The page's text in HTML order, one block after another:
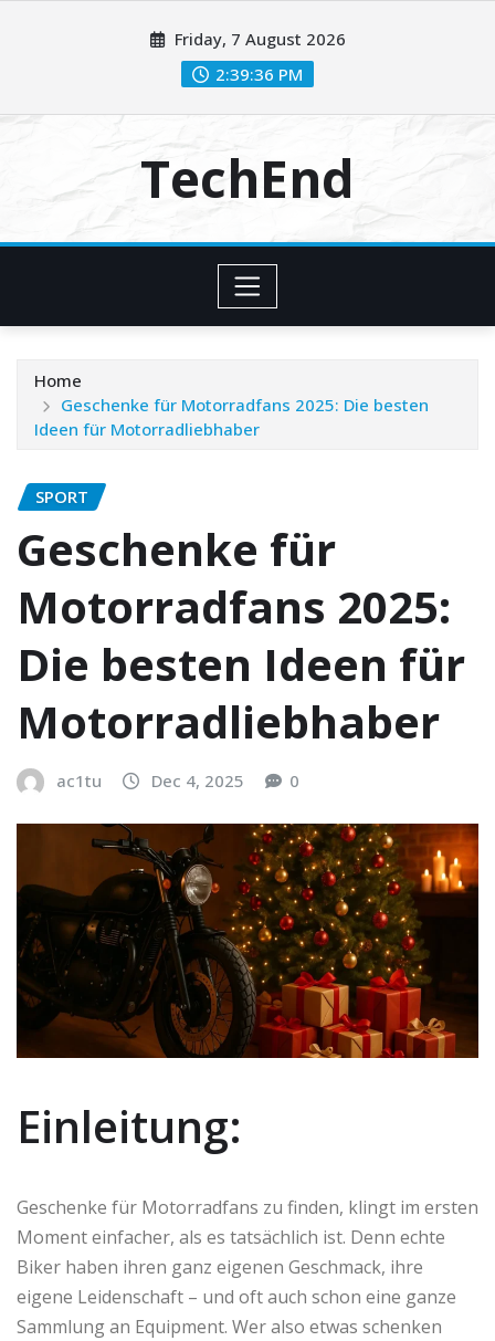
Friday, 7 August 2026
2:39:37 PM
TechEnd
Home
Geschenke für Motorradfans 2025: Die besten
Ideen für Motorradliebhaber
SPORT
Geschenke für
Motorradfans 2025:
Die besten Ideen für
Motorradliebhaber
ac1tu Dec 4, 2025 0
Einleitung:
Geschenke für Motorradfans zu finden, klingt im ersten
Moment einfacher, als es tatsächlich ist. Denn echte
Biker haben ihren ganz eigenen Geschmack, ihre
eigene Leidenschaft – und oft auch schon eine ganze
Sammlung an Equipment. Wer also etwas schenken